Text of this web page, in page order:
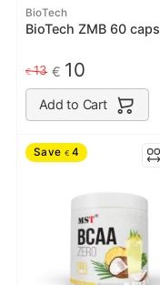
BioTech
BioTech ZMB 60 caps
€13 € 10
Add to Cart
Save € 4